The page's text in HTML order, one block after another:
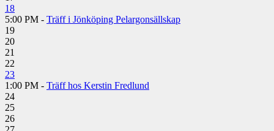
18
5:00 PM - Träff i Jönköping Pelargonsällskap
19
20
21
22
23
1:00 PM - Träff hos Kerstin Fredlund
24
25
26